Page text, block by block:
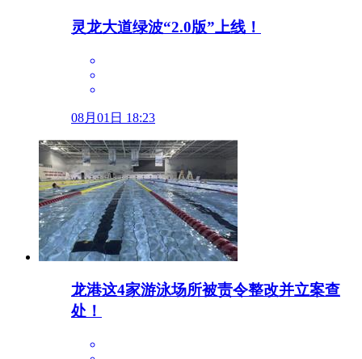
灵龙大道绿波“2.0版”上线！
08月01日 18:23
龙港这4家游泳场所被责令整改并立案查
处！